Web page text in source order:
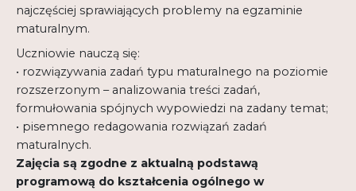
najczęściej sprawiających problemy na egzaminie
maturalnym.
Uczniowie nauczą się:
• rozwiązywania zadań typu maturalnego na poziomie
rozszerzonym – analizowania treści zadań,
formułowania spójnych wypowiedzi na zadany temat;
• pisemnego redagowania rozwiązań zadań
maturalnych.
Zajęcia są zgodne z aktualną podstawą
programową do kształcenia ogólnego w